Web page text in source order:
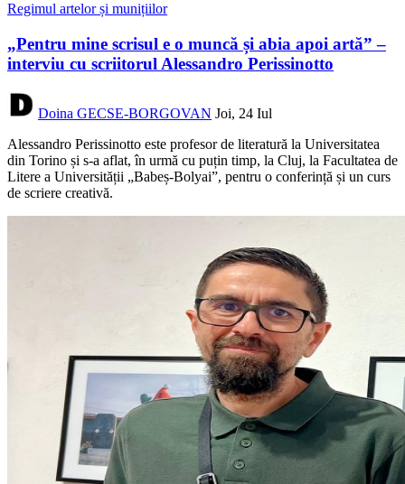
Regimul artelor și munițiilor
„Pentru mine scrisul e o muncă și abia apoi artă” –
interviu cu scriitorul Alessandro Perissinotto
Doina GECSE-BORGOVAN Joi, 24 Iul
Alessandro Perissinotto este profesor de literatură la Universitatea
din Torino și s-a aflat, în urmă cu puțin timp, la Cluj, la Facultatea de
Litere a Universității „Babeș-Bolyai”, pentru o conferință și un curs
de scriere creativă.